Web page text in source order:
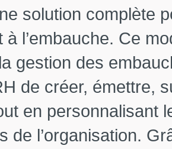
solution complète
à l’embauche. Ce
gestion des
de créer, émettre,
en personnalisant
de l’organisation.